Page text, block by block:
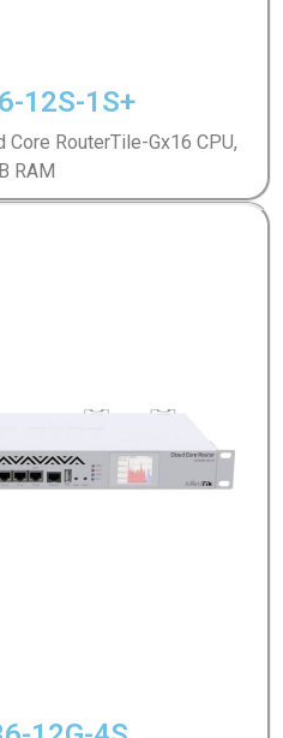
12S-1S+
RouterTile-Gx16 CPU,
RAM